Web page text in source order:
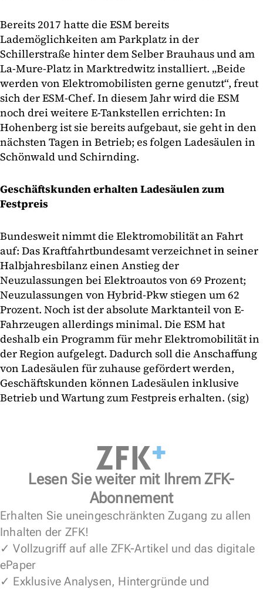
Bereits 2017 hatte die ESM bereits
Lademöglichkeiten am Parkplatz in der
Schillerstraße hinter dem Selber Brauhaus und am
La-Mure-Platz in Marktredwitz installiert. „Beide
werden von Elektromobilisten gerne genutzt“, freut
sich der ESM-Chef. In diesem Jahr wird die ESM
noch drei weitere E-Tankstellen errichten: In
Hohenberg ist sie bereits aufgebaut, sie geht in den
nächsten Tagen in Betrieb; es folgen Ladesäulen in
Schönwald und Schirnding.
Geschäftskunden erhalten Ladesäulen zum
Festpreis
Bundesweit nimmt die Elektromobilität an Fahrt
auf: Das Kraftfahrtbundesamt verzeichnet in seiner
Halbjahresbilanz einen Anstieg der
Neuzulassungen bei Elektroautos von 69 Prozent;
Neuzulassungen von Hybrid-Pkw stiegen um 62
Prozent. Noch ist der absolute Marktanteil von E-
Fahrzeugen allerdings minimal. Die ESM hat
deshalb ein Programm für mehr Elektromobilität in
der Region aufgelegt. Dadurch soll die Anschaffung
von Ladesäulen für zuhause gefördert werden,
Geschäftskunden können Ladesäulen inklusive
Betrieb und Wartung zum Festpreis erhalten. (sig)
Lesen Sie weiter mit Ihrem ZFK-
Abonnement
Erhalten Sie uneingeschränkten Zugang zu allen
Inhalten der ZFK!
✓ Vollzugriff auf alle ZFK-Artikel und das digitale
ePaper
✓ Exklusive Analysen, Hintergründe und